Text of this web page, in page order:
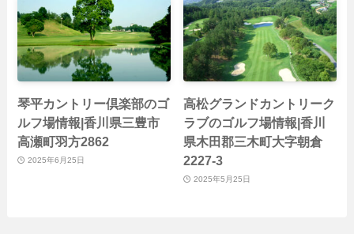
琴平カントリー倶楽部のゴ
ルフ場情報|香川県三豊市
高瀬町羽方2862
2025年6月25日
高松グランドカントリーク
ラブのゴルフ場情報|香川
県木田郡三木町大字朝倉
2227-3
2025年5月25日